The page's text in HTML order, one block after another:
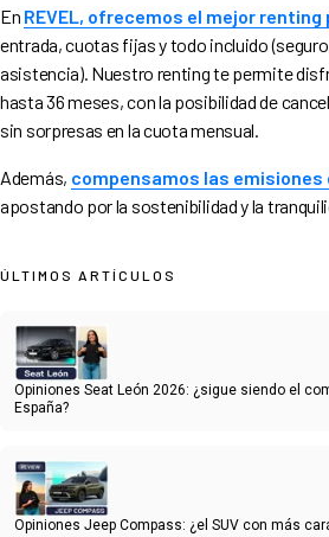
En REVEL, ofrecemos el mejor
entrada, cuotas fijas y todo incluido
asistencia). Nuestro renting te permite
hasta 36 meses, con la posibilidad de
sin sorpresas en la cuota mensual.
Además, compensamos las emisiones
apostando por la sostenibilidad y la
ÚLTIMOS ARTÍCULOS
Opiniones Seat León 2026: ¿sigue siendo el
España?
Opiniones Jeep Compass: ¿el SUV con más